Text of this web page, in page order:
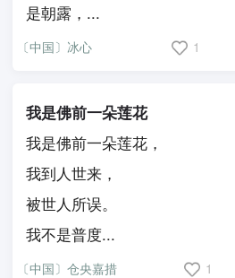
是朝露，...
〔中国〕冰心 1
我是佛前一朵莲花
我是佛前一朵莲花，
我到人世来，
被世人所误。
我不是普度...
〔中国〕仓央嘉措 1